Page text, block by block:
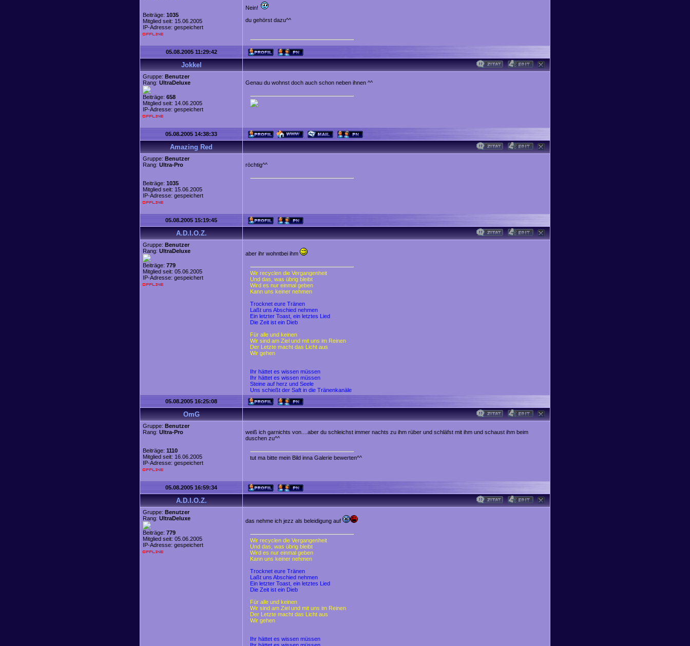
Beiträge: 1035
Mitglied seit: 15.06.2005
IP-Adresse: gespeichert
Nein!
du gehörst dazu^^
05.08.2005 11:29:42
Jokkel
Gruppe: Benutzer
Rang: UltraDeluxe
Beiträge: 658
Mitglied seit: 14.06.2005
IP-Adresse: gespeichert
Genau du wohnst doch auch schon neben ihnen ^^
05.08.2005 14:38:33
Amazing Red
Gruppe: Benutzer
Rang: Ultra-Pro
Beiträge: 1035
Mitglied seit: 15.06.2005
IP-Adresse: gespeichert
röchtig^^
05.08.2005 15:19:45
A.D.I.O.Z.
Gruppe: Benutzer
Rang: UltraDeluxe
Beiträge: 779
Mitglied seit: 05.06.2005
IP-Adresse: gespeichert
aber ihr wohntbei ihm
Wir recyclen die Vergangenheit
Und das, was übrig bleibt
Wird es nur einmal geben
Kann uns keiner nehmen
Trocknet eure Tränen
Laßt uns Abschied nehmen
Ein letzter Toast, ein letztes Lied
Die Zeit ist ein Dieb
Für alle und keinen
Wir sind am Ziel und mit uns im Reinen
Der Letzte macht das Licht aus
Wir gehen
Ihr hättet es wissen müssen
Ihr hättet es wissen müssen
Steine auf herz und Seele
Uns schießt der Saft in die Tränenkanäle
05.08.2005 16:25:08
OmG
Gruppe: Benutzer
Rang: Ultra-Pro
Beiträge: 1110
Mitglied seit: 16.06.2005
IP-Adresse: gespeichert
weiß ich garnichts von....aber du schleichst immer nachts zu ihm rüber und schläfst mit ihm und schaust ihm beim
duschen zu^^
tut ma bitte mein Bild inna Galerie bewerten^^
05.08.2005 16:59:34
A.D.I.O.Z.
Gruppe: Benutzer
Rang: UltraDeluxe
Beiträge: 779
Mitglied seit: 05.06.2005
IP-Adresse: gespeichert
das nehme ich jezz als beleidigung auf
Wir recyclen die Vergangenheit
Und das, was übrig bleibt
Wird es nur einmal geben
Kann uns keiner nehmen
Trocknet eure Tränen
Laßt uns Abschied nehmen
Ein letzter Toast, ein letztes Lied
Die Zeit ist ein Dieb
Für alle und keinen
Wir sind am Ziel und mit uns im Reinen
Der Letzte macht das Licht aus
Wir gehen
Ihr hättet es wissen müssen